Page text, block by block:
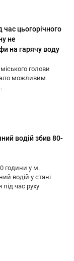
цьогорічного
не
на гарячу воду
голови
можливим
водій збив 80-
години у м.
водій у стані
під час руху